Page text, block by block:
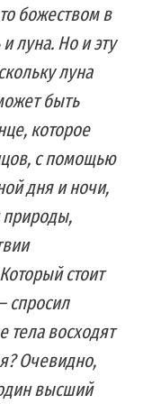
божеством в
луна. Но и эту
луна
быть
которое
с помощью
дня и ночи,
природы,
стоит
спросил
тела восходят
Очевидно,
высший